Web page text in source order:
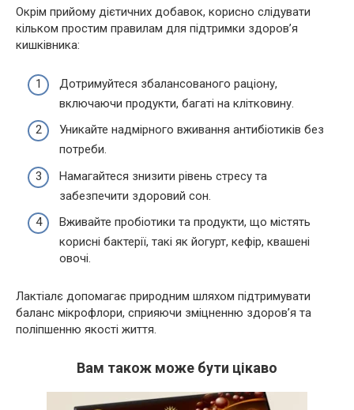
Окрім прийому дієтичних добавок, корисно слідувати
кільком простим правилам для підтримки здоров’я
кишківника:
Дотримуйтеся збалансованого раціону,
включаючи продукти, багаті на клітковину.
Уникайте надмірного вживання антибіотиків без
потреби.
Намагайтеся знизити рівень стресу та
забезпечити здоровий сон.
Вживайте пробіотики та продукти, що містять
корисні бактерії, такі як йогурт, кефір, квашені
овочі.
Лактіалє допомагає природним шляхом підтримувати
баланс мікрофлори, сприяючи зміцненню здоров’я та
поліпшенню якості життя.
Вам також може бути цікаво